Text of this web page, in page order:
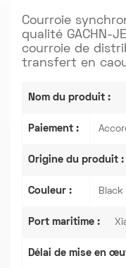
Courroie
qualité GACHN-
courroie de
transfert en
Nom du produit :
Paiement :
Origine du produit :
Couleur : Black
Port maritime :
Délai de mise en